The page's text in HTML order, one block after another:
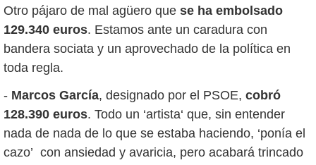
Otro pájaro de mal agüero que se ha embolsado
129.340 euros. Estamos ante un caradura con
bandera sociata y un aprovechado de la política en
toda regla.
- Marcos García, designado por el PSOE, cobró
128.390 euros. Todo un ‘artista‘ que, sin entender
nada de nada de lo que se estaba haciendo, ‘ponía el
cazo’ con ansiedad y avaricia, pero acabará trincado